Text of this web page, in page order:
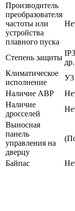
Производитель
преобразователя
частоты или
устройства
плавного пуска
Степень защиты
др.
Климатическое
исполнение
У3
Наличие АВР
Наличие
дросселей
Выносная
панель
управления на
дверцу
Байпас